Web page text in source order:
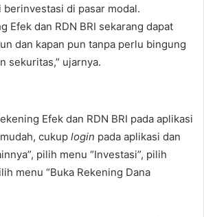
di pasar modal.
Efek dan RDN BRI sekarang dapat
dan kapan pun tanpa perlu bingung
sekuritas,” ujarnya.
Efek dan RDN BRI pada aplikasi
cukup login pada aplikasi dan
pilih menu “Investasi”, pilih
menu “Buka Rekening Dana